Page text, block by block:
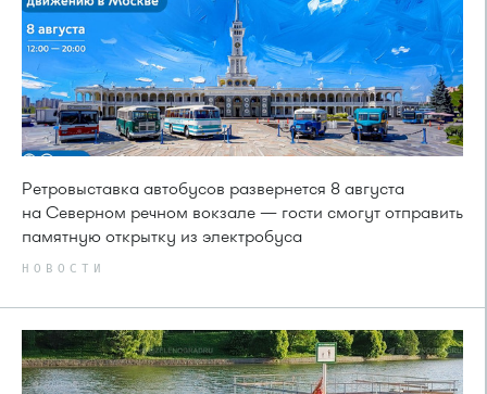
Ретровыставка автобусов развернется 8 августа
на Северном речном вокзале — гости смогут отправить
памятную открытку из электробуса
НОВОСТИ